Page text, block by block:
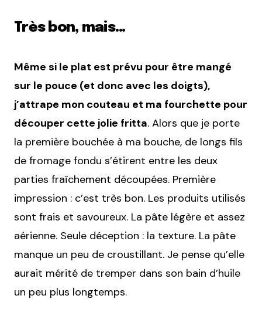
Très bon, mais…
Même si le plat est prévu pour être mangé
sur le pouce (et donc avec les doigts),
j’attrape mon couteau et ma fourchette pour
découper cette jolie fritta. Alors que je porte
la première bouchée à ma bouche, de longs fils
de fromage fondu s’étirent entre les deux
parties fraîchement découpées. Première
impression : c’est très bon. Les produits utilisés
sont frais et savoureux. La pâte légère et assez
aérienne. Seule déception : la texture. La pâte
manque un peu de croustillant. Je pense qu’elle
aurait mérité de tremper dans son bain d’huile
un peu plus longtemps.